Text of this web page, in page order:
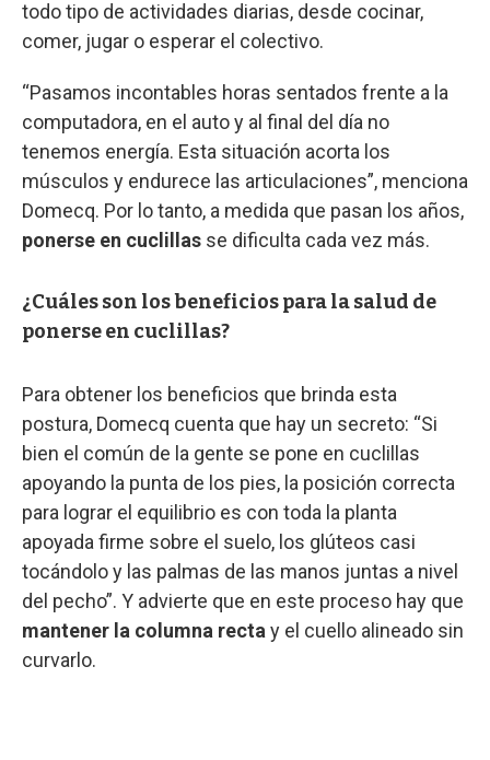
todo tipo de actividades diarias, desde cocinar,
comer, jugar o esperar el colectivo.
“Pasamos incontables horas sentados frente a la
computadora, en el auto y al final del día no
tenemos energía. Esta situación acorta los
músculos y endurece las articulaciones”, menciona
Domecq. Por lo tanto, a medida que pasan los años,
ponerse en cuclillas se dificulta cada vez más.
¿Cuáles son los beneficios para la salud de
ponerse en cuclillas?
Para obtener los beneficios que brinda esta
postura, Domecq cuenta que hay un secreto: “Si
bien el común de la gente se pone en cuclillas
apoyando la punta de los pies, la posición correcta
para lograr el equilibrio es con toda la planta
apoyada firme sobre el suelo, los glúteos casi
tocándolo y las palmas de las manos juntas a nivel
del pecho”. Y advierte que en este proceso hay que
mantener la columna recta y el cuello alineado sin
curvarlo.